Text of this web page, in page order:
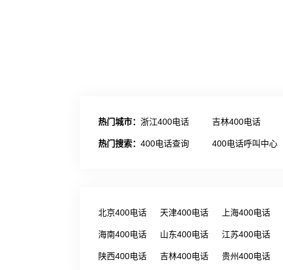
热门城市： 浙江400电话 吉林400电话
热门搜索： 400电话查询 400电话呼叫中心
北京400电话 天津400电话 上海400电话
海南400电话 山东400电话 江苏400电话
陕西400电话 吉林400电话 贵州400电话